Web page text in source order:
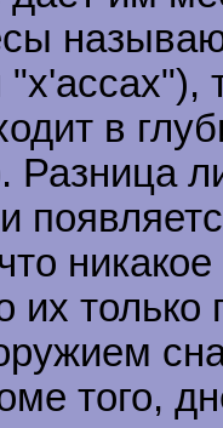
в
Разница
никакое
их
того,